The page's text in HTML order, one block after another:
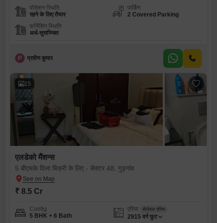
पॉसेशन स्थिति
रहने के लिए तैयार
पार्किंग
2 Covered Parking
फर्निशिंग स्थिति
अर्ध-सुसज्जित
P प्रवीण कुमार
15
एलडेको मैंशन्स
5 बीएचके विला बिक्री के लिए - सेक्टर 48, गुड़गांव
₹ 8.5 Cr
Config
5 BHK + 6 Bath
एरिया सेलेबल एरिया
2915 वर्ग फुट